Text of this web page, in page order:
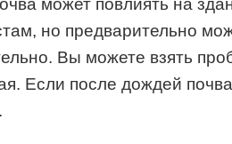
может повлиять на
но предварительно
Вы можете взять
Если после дождей